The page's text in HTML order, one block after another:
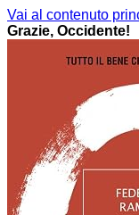
Vai al contenuto
Grazie, Occidente!